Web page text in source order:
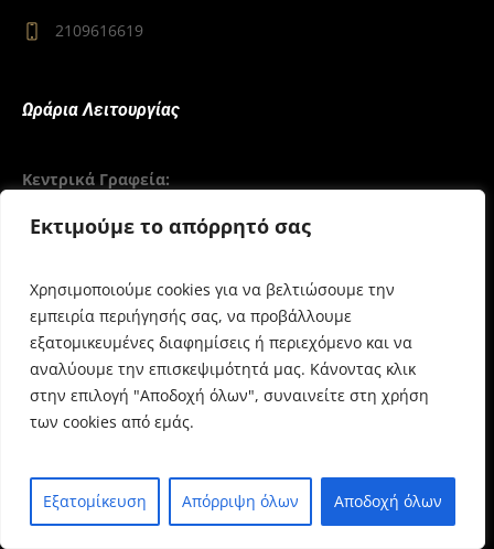
Εκτιμούμε το απόρρητό σας
Χρησιμοποιούμε cookies για να βελτιώσουμε την
εμπειρία περιήγησής σας, να προβάλλουμε
εξατομικευμένες διαφημίσεις ή περιεχόμενο και να
αναλύουμε την επισκεψιμότητά μας. Κάνοντας κλικ
στην επιλογή "Αποδοχή όλων", συναινείτε στη χρήση
των cookies από εμάς.
Εξατομίκευση Απόρριψη όλων Αποδοχή όλων
2109616619
Ωράρια Λειτουργίας
Κεντρικά Γραφεία:
– (+30) 21 0961 6619
Δευ – Παρ: 10:00 έως 18:00
Θέατρο Παλλάς:
-Βουκουρεστίου 5, Αθήνα 105 64
– (+30) 21 0321 3100